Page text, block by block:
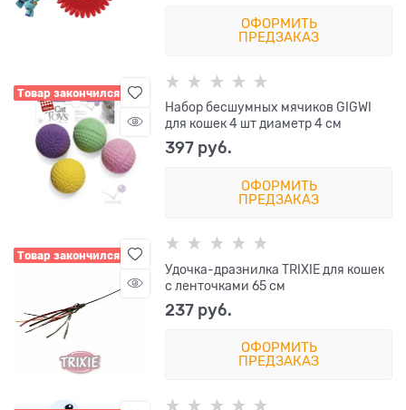
ОФОРМИТЬ
ПРЕДЗАКАЗ
Товар закончился
Набор бесшумных мячиков GIGWI
для кошек 4 шт диаметр 4 см
397 руб.
ОФОРМИТЬ
ПРЕДЗАКАЗ
Товар закончился
Удочка-дразнилка TRIXIE для кошек
с ленточками 65 см
237 руб.
ОФОРМИТЬ
ПРЕДЗАКАЗ